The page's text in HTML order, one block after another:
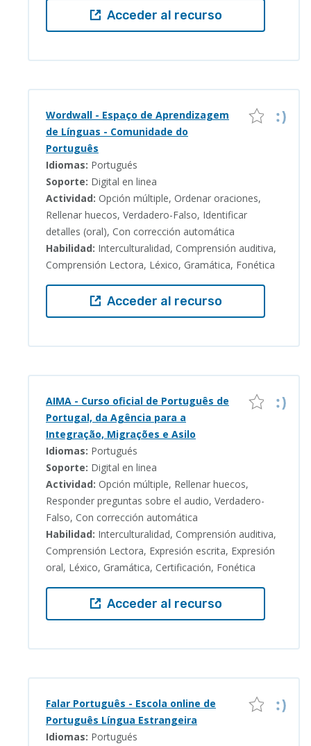
Acceder al recurso
Wordwall - Espaço de Aprendizagem
de Línguas - Comunidade do
Português
Idiomas: Portugués
Soporte: Digital en linea
Actividad: Opción múltiple, Ordenar oraciones,
Rellenar huecos, Verdadero-Falso, Identificar
detalles (oral), Con corrección automática
Habilidad: Interculturalidad, Comprensión auditiva,
Comprensión Lectora, Léxico, Gramática, Fonética
Acceder al recurso
AIMA - Curso oficial de Português de
Portugal, da Agência para a
Integração, Migrações e Asilo
Idiomas: Portugués
Soporte: Digital en linea
Actividad: Opción múltiple, Rellenar huecos,
Responder preguntas sobre el audio, Verdadero-
Falso, Con corrección automática
Habilidad: Interculturalidad, Comprensión auditiva,
Comprensión Lectora, Expresión escrita, Expresión
oral, Léxico, Gramática, Certificación, Fonética
Acceder al recurso
Falar Português - Escola online de
Português Língua Estrangeira
Idiomas: Portugués